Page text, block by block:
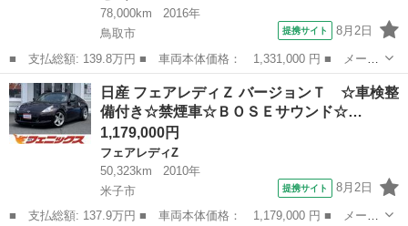
78,000km
2016年
鳥取市
提携サイト 8月2日
■ 支払総額: 139.8万円 ■ 車両本体価格： 1,331,000 円 ■ メーカ
ー名： 日産 ■ 車種名： セレナ ■ グレード名： ハイウェイス
ター プロパイロットエディション 純正９型ナビ／ＴＶ／ＤＶＤ／
ＣＤ／Ｂ...
鳥取 鳥取市 セレナ
日産 フェアレディＺ バージョンＴ ☆車検整
備付き☆禁煙車☆ＢＯＳＥサウンド☆…
1,179,000円
フェアレディZ
50,323km
2010年
米子市
提携サイト 8月2日
■ 支払総額: 137.9万円 ■ 車両本体価格： 1,179,000 円 ■ メーカ